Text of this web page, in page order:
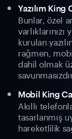
Yazılım King
Bunlar, özel
kurulan
rağmen,
dahil olmak
Mobil King
Akıllı
tasarlanmış
hareketlilik